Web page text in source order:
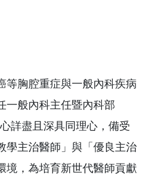
等胸腔重症與一般內科疾病
一般內科主任暨內科部
詳盡且深具同理心，備受
學主治醫師」與「優良主治
境，為培育新世代醫師貢獻